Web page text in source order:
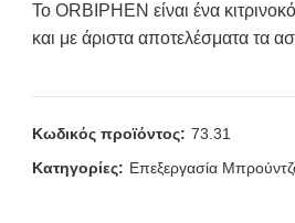
Το ORBIPHEN είναι ένα
και με άριστα αποτελέσματα τα
Κωδικός προϊόντος: 73.31
Κατηγορίες: Επεξεργασία